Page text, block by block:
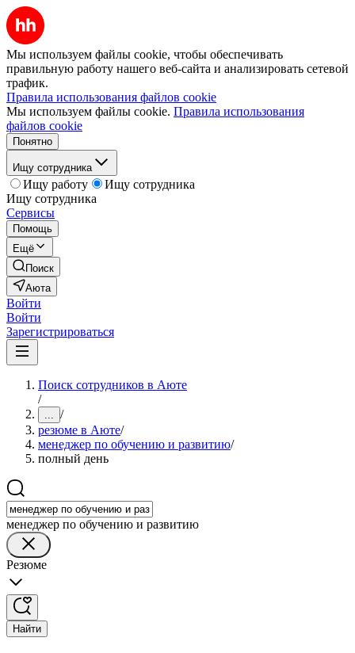
Мы используем файлы cookie, чтобы обеспечивать
правильную работу нашего веб-сайта и анализировать сетевой
трафик.
Правила использования файлов cookie
Мы используем файлы cookie. Правила использования
файлов cookie
Понятно
Ищу сотрудника
Ищу работу
Ищу сотрудника
Ищу сотрудника
Сервисы
Помощь
Ещё
Поиск
Аюта
Войти
Войти
Зарегистрироваться
Поиск сотрудников в Аюте
/
... /
резюме в Аюте/
менеджер по обучению и развитию/
полный день
менеджер по обучению и развитию
Резюме
Найти